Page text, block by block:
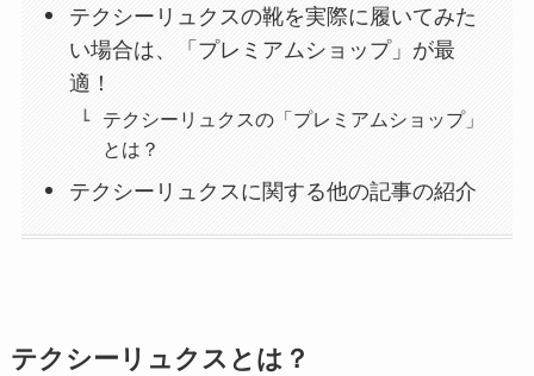
テクシーリュクスの靴を実際に履いてみた
い場合は、「プレミアムショップ」が最
適！
テクシーリュクスの「プレミアムショップ」
とは？
テクシーリュクスに関する他の記事の紹介
テクシーリュクスとは？